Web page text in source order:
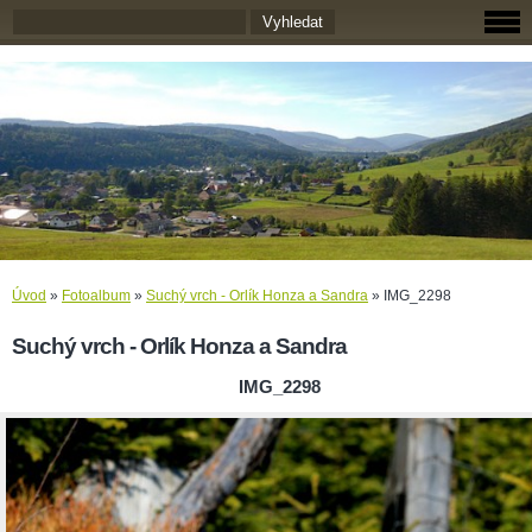
Úvod » Fotoalbum » Suchý vrch - Orlík Honza a Sandra » IMG_2298
Suchý vrch - Orlík Honza a Sandra
IMG_2298